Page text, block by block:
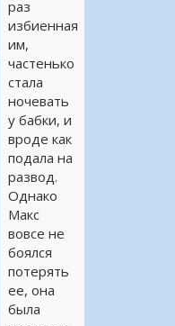
раз
избиенная
им,
частенько
стала
ночевать
у бабки, и
вроде как
подала на
развод.
Однако
Макс
вовсе не
боялся
потерять
ее, она
была